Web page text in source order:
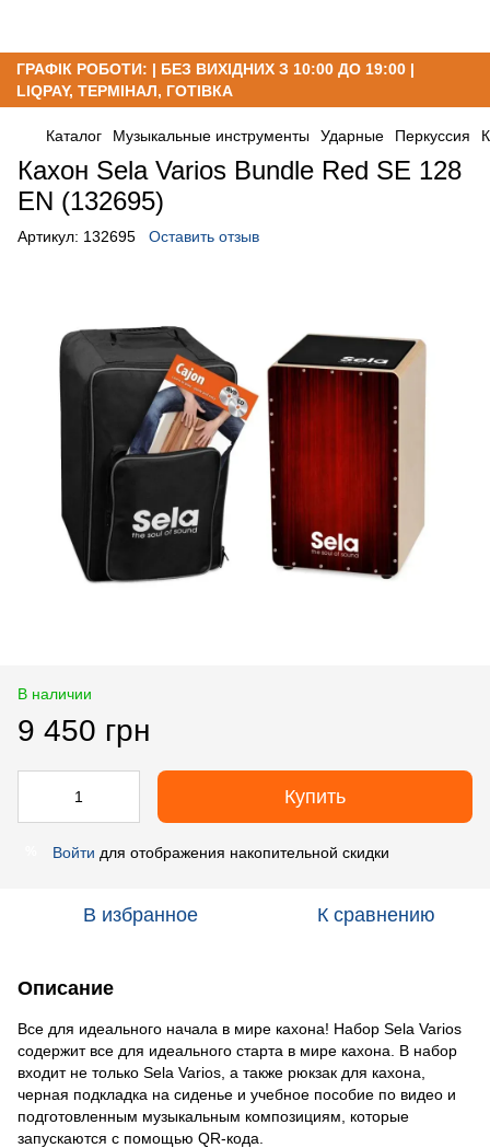
ГРАФІК РОБОТИ: | БЕЗ ВИХІДНИХ З 10:00 ДО 19:00 |
LIQPAY, ТЕРМІНАЛ, ГОТІВКА
Каталог Музыкальные инструменты Ударные Перкуссия
Кахон Sela Varios Bundle Red SE 128
EN (132695)
Артикул: 132695 Оставить отзыв
В наличии
9 450 грн
Купить
Войти для отображения накопительной скидки
В избранное К сравнению
Описание
Все для идеального начала в мире кахона! Набор Sela Varios
содержит все для идеального старта в мире кахона. В набор
входит не только Sela Varios, а также рюкзак для кахона,
черная подкладка на сиденье и учебное пособие по видео и
подготовленным музыкальным композициям, которые
запускаются с помощью QR-кода.